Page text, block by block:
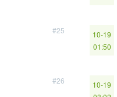
#25
10-19
01:50
#26
10-19